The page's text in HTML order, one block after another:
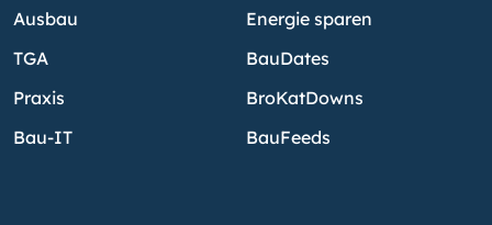
Ausbau
TGA
Praxis
Bau-IT
Energie sparen
BauDates
BroKatDowns
BauFeeds